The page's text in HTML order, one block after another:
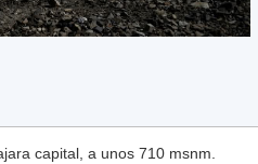
capital, a unos 710 msnm.